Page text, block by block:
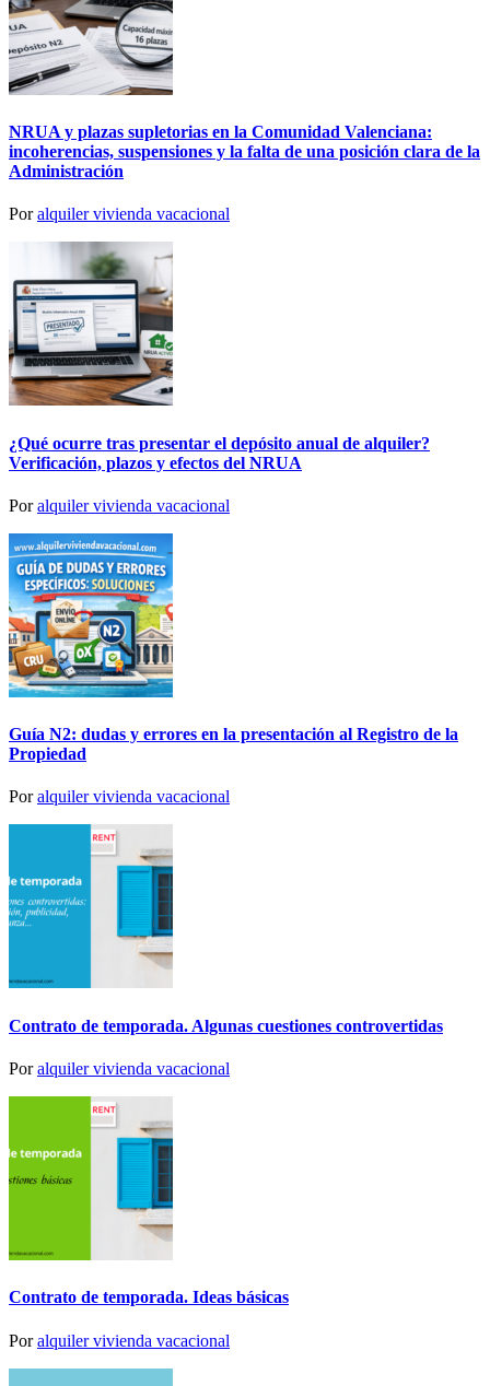
NRUA y plazas supletorias en la Comunidad Valenciana:
incoherencias, suspensiones y la falta de una posición clara de la
Administración
Poralquiler vivienda vacacional
¿Qué ocurre tras presentar el depósito anual de alquiler?
Verificación, plazos y efectos del NRUA
Poralquiler vivienda vacacional
Guía N2: dudas y errores en la presentación al Registro de la
Propiedad
Poralquiler vivienda vacacional
Contrato de temporada. Algunas cuestiones controvertidas
Poralquiler vivienda vacacional
Contrato de temporada. Ideas básicas
Poralquiler vivienda vacacional